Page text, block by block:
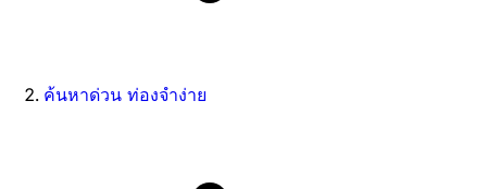
ค้นหาด่วน ท่องจำง่าย